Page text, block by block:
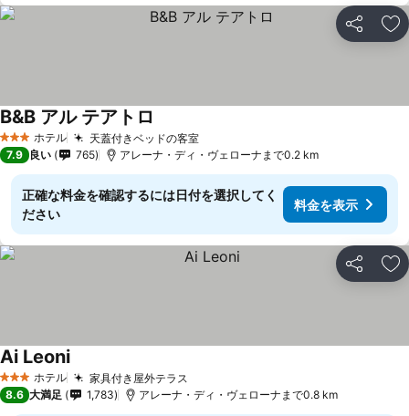
シェア お
3 ホテルのランク
ホテル 天蓋付きベッドの客室
B&B アル テアトロ
7.9 良い 765 アレーナ・ディ・ヴェローナまで0.2 km
正確な料金を確認するには日付を選択してく
ださい
料金を表示
シェア お
3 ホテルのランク
ホテル 家具付き屋外テラス
Ai Leoni
8.6 大満足 1,783 アレーナ・ディ・ヴェローナまで0.8 km